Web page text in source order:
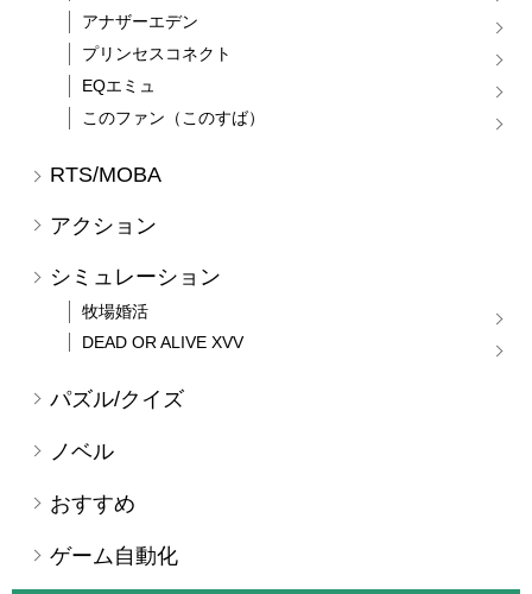
アナザーエデン
プリンセスコネクト
EQエミュ
このファン（このすば）
RTS/MOBA
アクション
シミュレーション
牧場婚活
DEAD OR ALIVE XVV
パズル/クイズ
ノベル
おすすめ
ゲーム自動化